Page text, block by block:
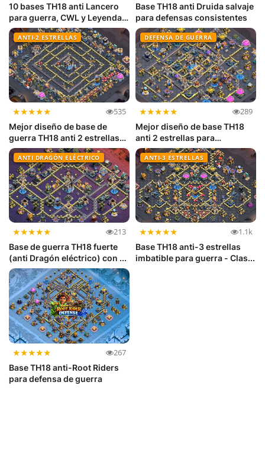
10 bases TH18 anti Lancero
para guerra, CWL y Leyendas
...
Base TH18 anti Druida salvaje
para defensas consistentes
ANTI-2 ESTRELLAS
★★★★★ 535
Mejor diseño de base de
guerra TH18 anti 2 estrellas
(a...
DEFENSA DE GUERRA
★★★★★ 289
Mejor diseño de base TH18
anti 2 estrellas para
Guerras...
ANTI DRAGÓN ELÉCTRICO
★★★★★ 213
Base de guerra TH18 fuerte
(anti Dragón eléctrico) con ...
ANTI-3 ESTRELLAS
★★★★★ 1.1k
Base TH18 anti-3 estrellas
imbatible para guerra - Clas...
★★★★★ 267
Base TH18 anti-Root Riders
para defensa de guerra